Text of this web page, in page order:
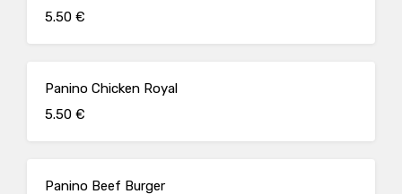
5.50 €
Panino Chicken Royal
5.50 €
Panino Beef Burger